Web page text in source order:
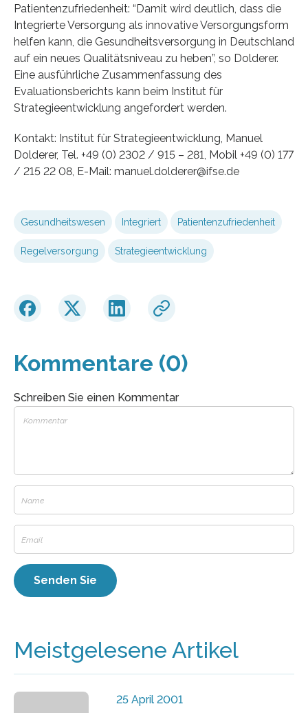
Patientenzufriedenheit: “Damit wird deutlich, dass die
Integrierte Versorgung als innovative Versorgungsform
helfen kann, die Gesundheitsversorgung in Deutschland
auf ein neues Qualitätsniveau zu heben”, so Dolderer.
Eine ausführliche Zusammenfassung des
Evaluationsberichts kann beim Institut für
Strategieentwicklung angefordert werden.
Kontakt: Institut für Strategieentwicklung, Manuel
Dolderer, Tel. +49 (0) 2302 / 915 – 281, Mobil +49 (0) 177
/ 215 22 08, E-Mail: manuel.dolderer@ifse.de
Gesundheitswesen Integriert Patientenzufriedenheit
Regelversorgung Strategieentwicklung
Kommentare (0)
Schreiben Sie einen Kommentar
Meistgelesene Artikel
25 April 2001